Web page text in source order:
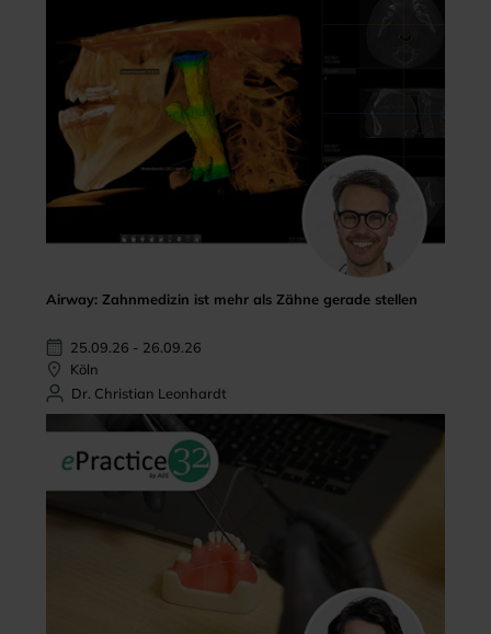
Airway: Zahnmedizin ist mehr als Zähne gerade stellen
25.09.26 - 26.09.26
Köln
Dr. Christian Leonhardt